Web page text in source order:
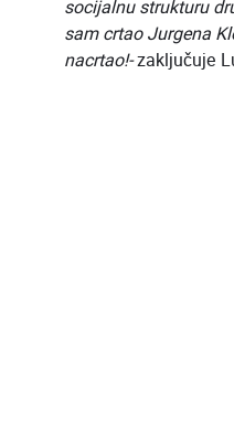
socijalnu strukturu
sam crtao Jurgena
nacrtao!-zaključuje